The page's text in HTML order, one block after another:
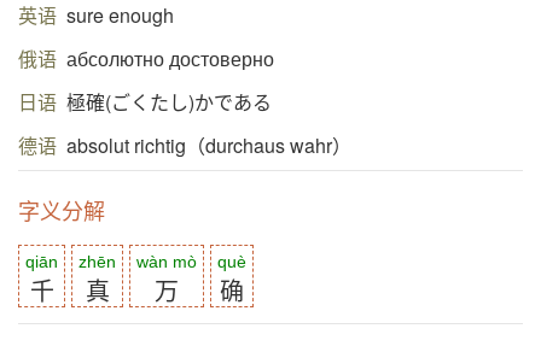
英语 sure enough
俄语 абсолютно достоверно
日语 極確(ごくたし)かである
德语 absolut richtig（durchaus wahr）
字义分解
qiān
千
zhēn
真
wàn mò
万
què
确